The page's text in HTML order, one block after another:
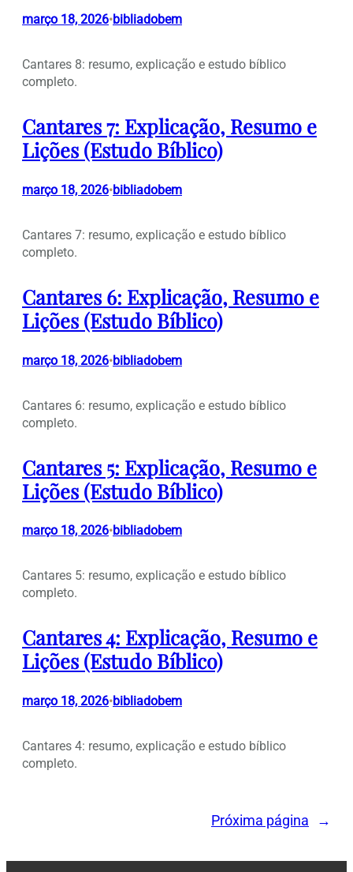
março 18, 2026•bibliadobem
Cantares 8: resumo, explicação e estudo bíblico
completo.
Cantares 7: Explicação, Resumo e
Lições (Estudo Bíblico)
março 18, 2026•bibliadobem
Cantares 7: resumo, explicação e estudo bíblico
completo.
Cantares 6: Explicação, Resumo e
Lições (Estudo Bíblico)
março 18, 2026•bibliadobem
Cantares 6: resumo, explicação e estudo bíblico
completo.
Cantares 5: Explicação, Resumo e
Lições (Estudo Bíblico)
março 18, 2026•bibliadobem
Cantares 5: resumo, explicação e estudo bíblico
completo.
Cantares 4: Explicação, Resumo e
Lições (Estudo Bíblico)
março 18, 2026•bibliadobem
Cantares 4: resumo, explicação e estudo bíblico
completo.
Próxima página →